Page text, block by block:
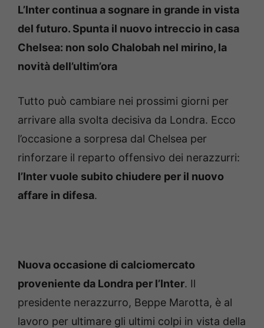
L’Inter continua a sognare in grande in vista
del futuro. Spunta il nuovo intreccio in casa
Chelsea: non solo Chalobah nel mirino, la
novità dell’ultim’ora
Tutto può cambiare nei prossimi giorni per
arrivare alla svolta decisiva da Londra. Ecco
l’occasione a sorpresa dal Chelsea per
rinforzare il reparto offensivo dei nerazzurri:
l’Inter vuole subito chiudere per il nuovo
affare in difesa.
Nuova occasione di calciomercato
proveniente da Londra per l’Inter. Il
presidente nerazzurro, Beppe Marotta, è al
lavoro per ultimare gli ultimi colpi in vista della